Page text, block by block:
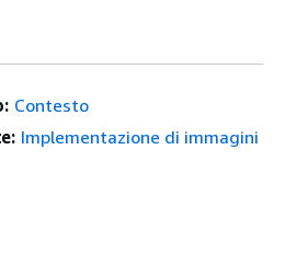
Contesto
Implementazione di immagini